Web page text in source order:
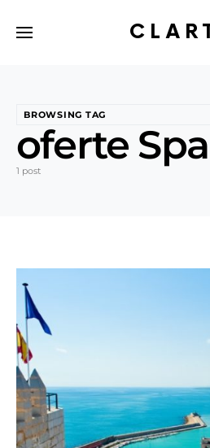
BROWSING TAG
oferte
1 post